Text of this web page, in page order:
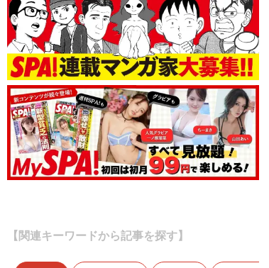
【関連キーワードから記事を探す】